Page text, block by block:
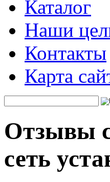
Каталог
Наши
Контакты
Карта
Отзывы
сеть